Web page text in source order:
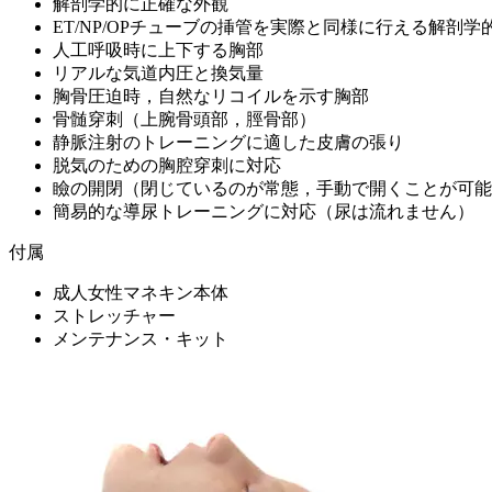
解剖学的に正確な外観
ET/NP/OPチューブの挿管を実際と同様に行える解剖学
人工呼吸時に上下する胸部
リアルな気道内圧と換気量
胸骨圧迫時，自然なリコイルを示す胸部
骨髄穿刺（上腕骨頭部，脛骨部）
静脈注射のトレーニングに適した皮膚の張り
脱気のための胸腔穿刺に対応
瞼の開閉（閉じているのが常態，手動で開くことが可能
簡易的な導尿トレーニングに対応（尿は流れません）
付属
成人女性マネキン本体
ストレッチャー
メンテナンス・キット